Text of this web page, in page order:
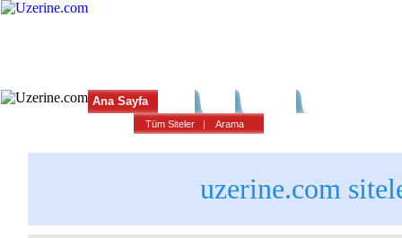
Ana Sayfa
Tüm Siteler | Arama
uzerine.com